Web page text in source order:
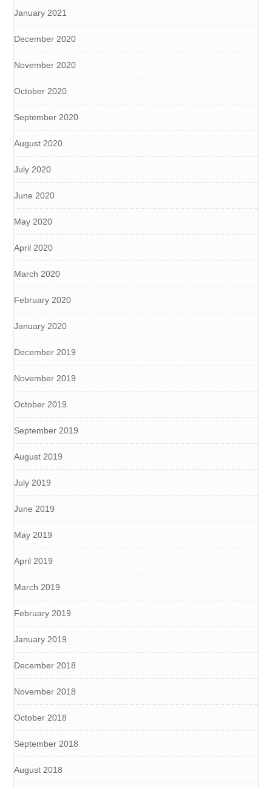
January 2021
December 2020
November 2020
October 2020
September 2020
August 2020
July 2020
June 2020
May 2020
April 2020
March 2020
February 2020
January 2020
December 2019
November 2019
October 2019
September 2019
August 2019
July 2019
June 2019
May 2019
April 2019
March 2019
February 2019
January 2019
December 2018
November 2018
October 2018
September 2018
August 2018